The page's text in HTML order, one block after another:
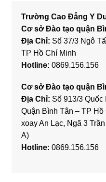
Trường Cao Đẳng Y
Cơ sở Đào tạo quận
Địa Chỉ: Số 37/3 Ngô
TP Hồ Chí Minh
Hotline: 0869.156.156
Cơ sở Đào tạo quận
Địa Chỉ: Số 913/3
Quận Bình Tân – TP
xoay An Lạc, Ngã 3
A)
Hotline: 0869.156.156